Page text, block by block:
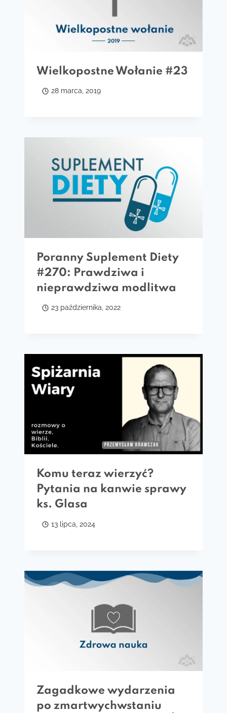
Wielkopostne Wołanie #23
28 marca, 2019
Poranny Suplement Diety
#270: Prawdziwa i
nieprawdziwa modlitwa
23 października, 2022
Komu teraz wierzyć?
Pytania na kanwie sprawy
ks. Glasa
13 lipca, 2024
Zagadkowe wydarzenia
po zmartwychwstaniu